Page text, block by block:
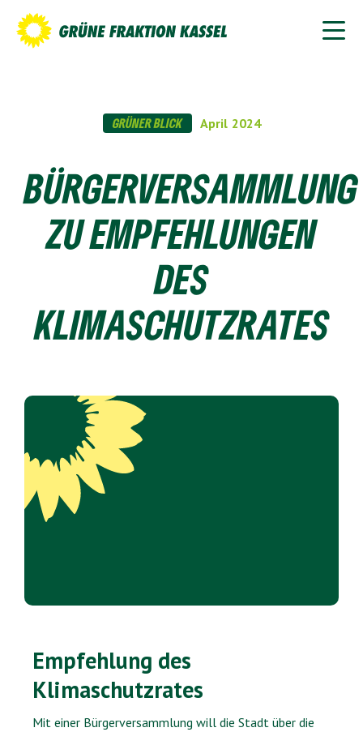
GRÜNER BLICK April 2024
BÜRGERVERSAMMLUNG
ZU EMPFEHLUNGEN
DES
KLIMASCHUTZRATES
Empfehlung des
Klimaschutzrates
Mit einer Bürgerversammlung will die Stadt über die